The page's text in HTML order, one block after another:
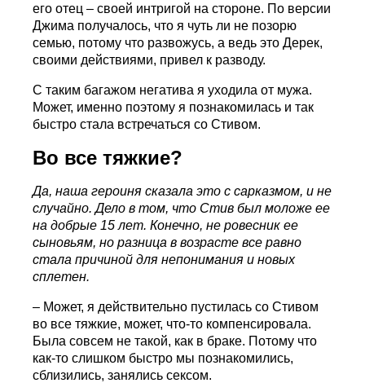
его отец – своей интригой на стороне. По версии
Джима получалось, что я чуть ли не позорю
семью, потому что развожусь, а ведь это Дерек,
своими действиями, привел к разводу.
С таким багажом негатива я уходила от мужа.
Может, именно поэтому я познакомилась и так
быстро стала встречаться со Стивом.
Во все тяжкие?
Да, наша героиня сказала это с сарказмом, и не
случайно. Дело в том, что Стив был моложе ее
на добрые 15 лет. Конечно, не ровесник ее
сыновьям, но разница в возрасте все равно
стала причиной для непонимания и новых
сплетен.
– Может, я действительно пустилась со Стивом
во все тяжкие, может, что-то компенсировала.
Была совсем не такой, как в браке. Потому что
как-то слишком быстро мы познакомились,
сблизились, занялись сексом.